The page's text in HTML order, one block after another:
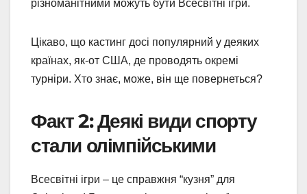
різноманітними можуть бути Всесвітні ігри.
Цікаво, що кастинг досі популярний у деяких
країнах, як-от США, де проводять окремі
турніри. Хто знає, може, він ще повернеться?
Факт 2: Деякі види спорту
стали олімпійськими
Всесвітні ігри – це справжня “кузня” для